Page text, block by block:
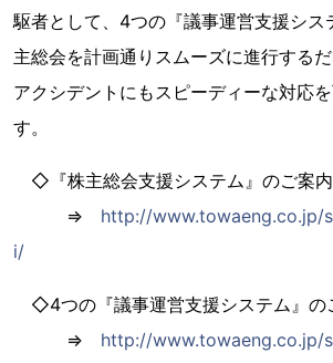
駆者として、4つの『議事運営支援シス
主総会を計画通りスムーズに進行する
アクシデントにもスピーディーな対応
す。
◇『株主総会支援システム』のご案
⇒ http://www.towaeng.co.jp/
i/
◇4つの『議事運営支援システム』の
⇒ http://www.towaeng.co.jp/